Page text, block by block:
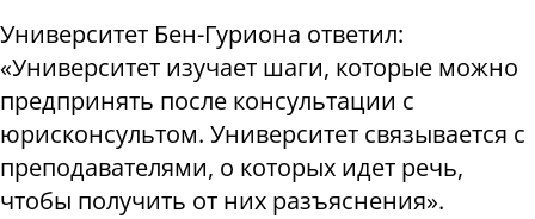
Университет Бен-Гуриона ответил:
«Университет изучает шаги, которые можно
предпринять после консультации с
юрисконсультом. Университет связывается с
преподавателями, о которых идет речь,
чтобы получить от них разъяснения».